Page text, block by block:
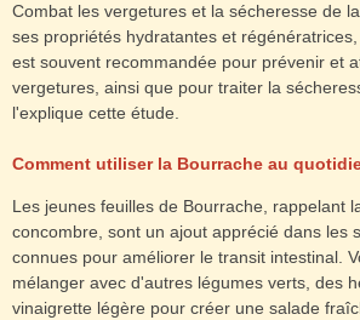
Combat les vergetures et la sécheresse de
ses propriétés hydratantes et
est souvent recommandée pour prévenir et
vergetures, ainsi que pour traiter la
l'explique cette étude.
Comment utiliser la Bourrache au
Les jeunes feuilles de Bourrache, rappelant
concombre, sont un ajout apprécié dans les
connues pour améliorer le transit intestinal.
mélanger avec d'autres légumes verts, des
vinaigrette légère pour créer une salade